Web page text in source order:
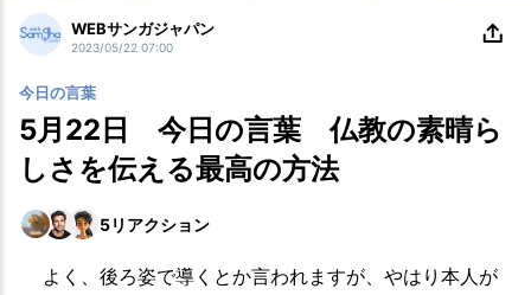
WEBサンガジャパン
2023/05/22 07:00
今日の言葉
5月22日 今日の言葉 仏教の素晴ら
しさを伝える最高の方法
5リアクション
よく、後ろ姿で導くとか言われますが、やはり本人が